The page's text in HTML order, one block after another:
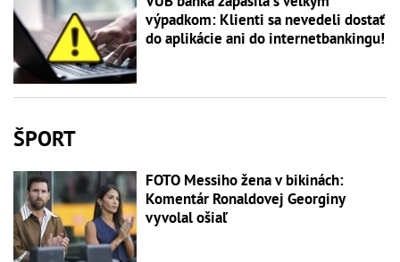
výpadkom: Klienti sa nevedeli dostať
do aplikácie ani do internetbankingu!
ŠPORT
FOTO Messiho žena v bikinách:
Komentár Ronaldovej Georginy
vyvolal ošiaľ